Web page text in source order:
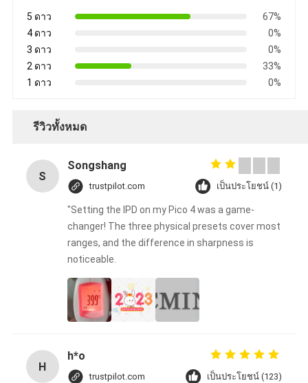
5 ดาว
67%
4 ดาว
0%
3 ดาว
0%
2 ดาว
33%
1 ดาว
0%
รีวิวทั้งหมด
S
Songshang
trustpilot.com เป็นประโยชน์ (1)
"Setting the IPD on my Pico 4 was a game-
changer! The three physical presets cover most
ranges, and the difference in sharpness is
noticeable.
H
h*o
trustpilot.com เป็นประโยชน์ (123)